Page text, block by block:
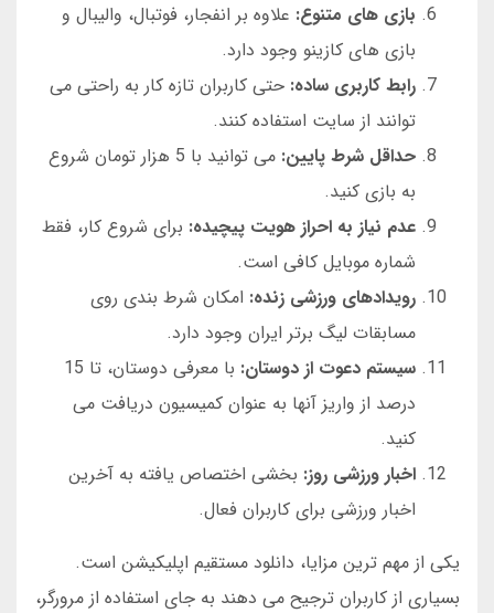
بازی های متنوع: علاوه بر انفجار، فوتبال، والیبال و
بازی های کازینو وجود دارد.
رابط کاربری ساده: حتی کاربران تازه کار به راحتی می
توانند از سایت استفاده کنند.
حداقل شرط پایین:
می توانید با 5 هزار تومان شروع
به بازی کنید.
عدم نیاز به احراز هویت پیچیده: برای شروع کار، فقط
شماره موبایل کافی است.
رویدادهای ورزشی زنده: امکان شرط بندی روی
مسابقات لیگ برتر ایران وجود دارد.
سیستم دعوت از دوستان:
با معرفی دوستان، تا 15
درصد از واریز آنها به عنوان کمیسیون دریافت می
کنید.
اخبار ورزشی روز: بخشی اختصاص یافته به آخرین
اخبار ورزشی برای کاربران فعال.
یکی از مهم ترین مزایا، دانلود مستقیم اپلیکیشن است.
بسیاری از کاربران ترجیح می دهند به جای استفاده از مرورگر،